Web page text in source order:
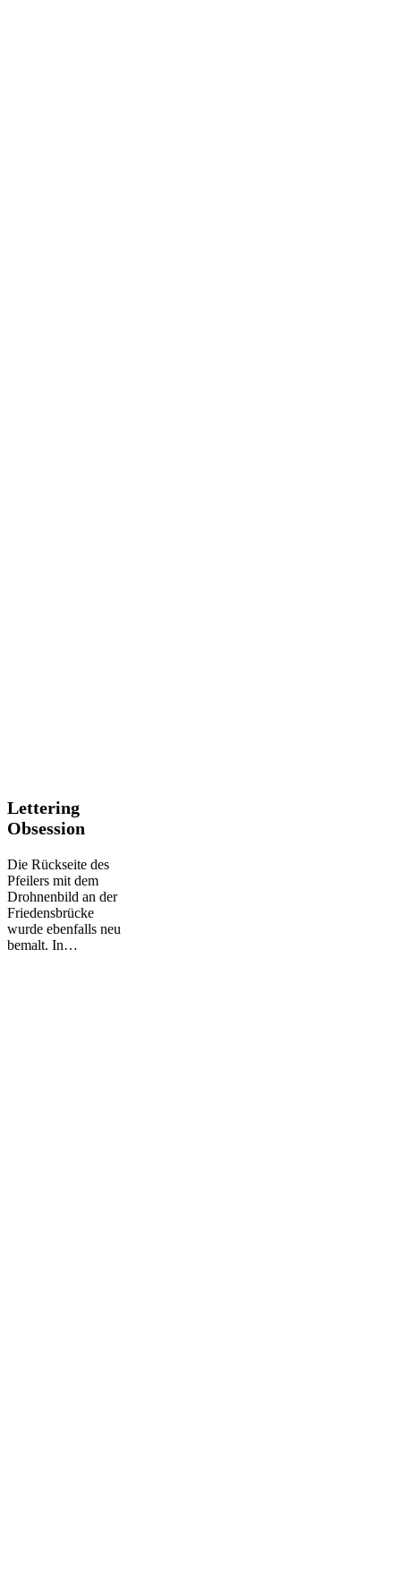
Lettering
Obsession
Lettering
Obsession
Die Rückseite des
Pfeilers mit dem
Drohnenbild an der
Friedensbrücke
wurde ebenfalls neu
bemalt. In…